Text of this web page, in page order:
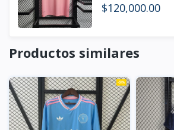
$120,000.00
Productos similares